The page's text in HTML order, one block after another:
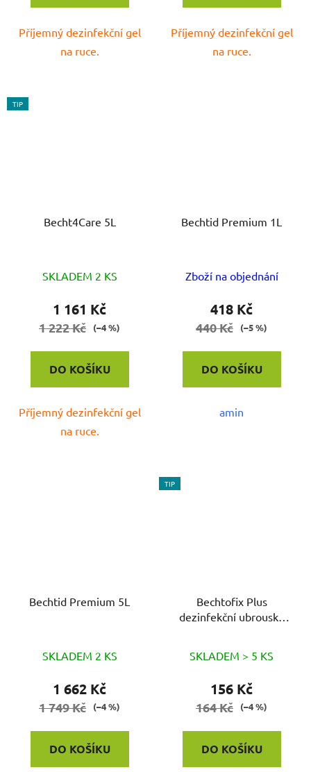
Příjemný dezinfekční gel
na ruce.
Příjemný dezinfekční gel
na ruce.
TIP
Becht4Care 5L
hodnocení
produktu
je
5
SKLADEM 2 KS
1 161 Kč
1 222 Kč (–4 %)
DO KOŠÍKU
Příjemný dezinfekční gel
na ruce.
Bechtid Premium 1L
Zboží na objednání
418 Kč
440 Kč (–5 %)
DO KOŠÍKU
amin
Bechtid Premium 5L
SKLADEM 2 KS
1 662 Kč
1 749 Kč (–4 %)
DO KOŠÍKU
TIP
Bechtofix Plus
dezinfekční ubrousky
SKLADEM > 5 KS
156 Kč
164 Kč (–4 %)
DO KOŠÍKU